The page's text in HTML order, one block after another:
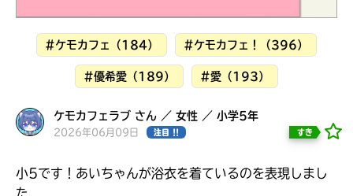
できる掲示板
#ケモカフェ（184） #ケモカフェ！（396）
#優希愛（189） #愛（193）
ケモカフェラブ さん ／ 女性 ／ 小学5年
2026年06月09日 注目 !! すき
小5です！あいちゃんが浴衣を着ているのを表現しまし
た